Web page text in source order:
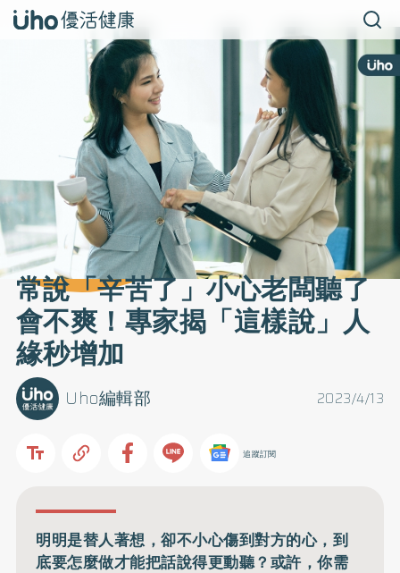
常說「辛苦了」小心老闆聽了
會不爽！專家揭「這樣說」人
緣秒增加
2023/4/13
Uho編輯部
追蹤訂閱
明明是替人著想，卻不小心傷到對方的心，到
底要怎麼做才能把話說得更動聽？或許，你需